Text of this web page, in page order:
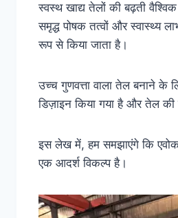
स्वस्थ खाद्य तेलों की बढ़ती
समृद्ध पोषक तत्वों और स्वास्थ्य
रूप से किया जाता है।
उच्च गुणवत्ता वाला तेल बनाने के
डिज़ाइन किया गया है और तेल की
इस लेख में, हम समझाएंगे कि
एक आदर्श विकल्प है।